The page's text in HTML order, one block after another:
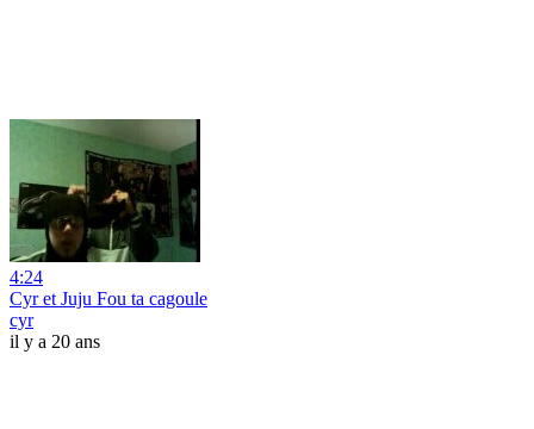
4:24
Cyr et Juju Fou ta cagoule
cyr
il y a 20 ans